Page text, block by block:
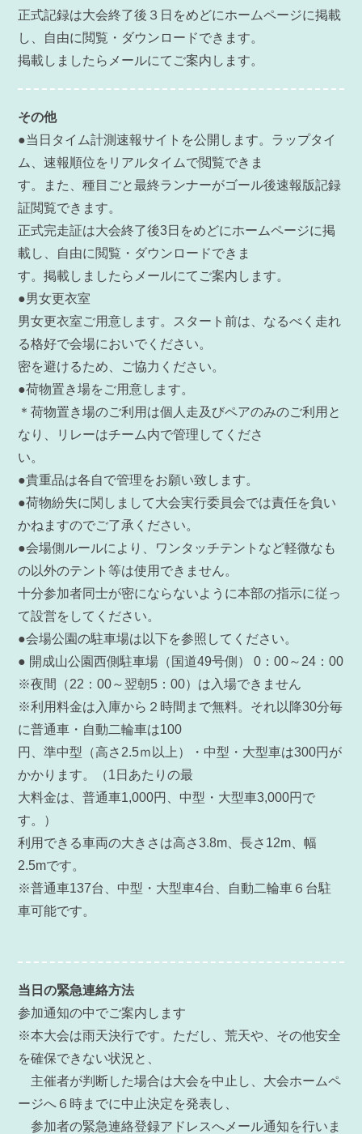
正式記録は大会終了後３日をめどにホームページに掲載
し、自由に閲覧・ダウンロードできます。
掲載しましたらメールにてご案内します。
その他
●当日タイム計測速報サイトを公開します。ラップタイ
ム、速報順位をリアルタイムで閲覧できま
す。また、種目ごと最終ランナーがゴール後速報版記録
証閲覧できます。
正式完走証は大会終了後3日をめどにホームページに掲
載し、自由に閲覧・ダウンロードできま
す。掲載しましたらメールにてご案内します。
●男女更衣室
男女更衣室ご用意します。スタート前は、なるべく走れ
る格好で会場においでください。
密を避けるため、ご協力ください。
●荷物置き場をご用意します。
＊荷物置き場のご利用は個人走及びペアのみのご利用と
なり、リレーはチーム内で管理してくださ
い。
●貴重品は各自で管理をお願い致します。
●荷物紛失に関しまして大会実行委員会では責任を負い
かねますのでご了承ください。
●会場側ルールにより、ワンタッチテントなど軽微なも
の以外のテント等は使用できません。
十分参加者同士が密にならないように本部の指示に従っ
て設営をしてください。
●会場公園の駐車場は以下を参照してください。
● 開成山公園西側駐車場（国道49号側） 0：00～24：00
※夜間（22：00～翌朝5：00）は入場できません
※利用料金は入庫から２時間まで無料。それ以降30分毎
に普通車・自動二輪車は100
円、準中型（高さ2.5ｍ以上）・中型・大型車は300円が
かかります。（1日あたりの最
大料金は、普通車1,000円、中型・大型車3,000円で
す。）
利用できる車両の大きさは高さ3.8m、長さ12m、幅
2.5mです。
※普通車137台、中型・大型車4台、自動二輪車６台駐
車可能です。
当日の緊急連絡方法
参加通知の中でご案内します
※本大会は雨天決行です。ただし、荒天や、その他安全
を確保できない状況と、
主催者が判断した場合は大会を中止し、大会ホームペ
ージへ６時までに中止決定を発表し、
参加者の緊急連絡登録アドレスへメール通知を行いま